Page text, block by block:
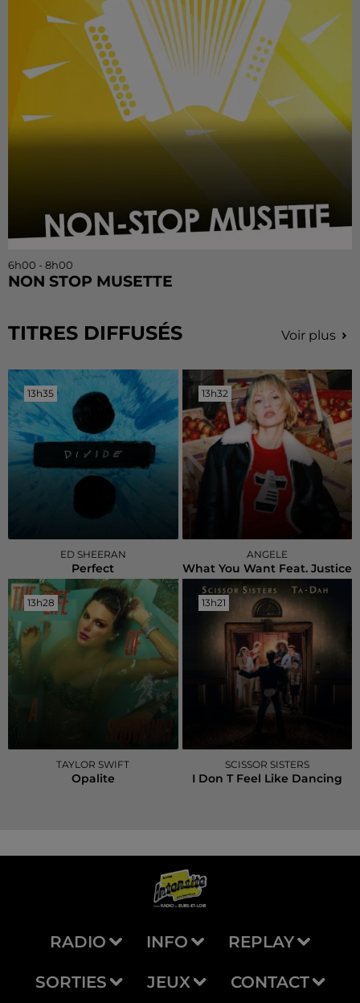
6h00 - 8h00
NON STOP MUSETTE
TITRES DIFFUSÉS Voir plus
13h35
13h35
ED SHEERAN
Perfect
13h32
13h32
ANGELE
What You Want Feat. Justice
13h28
13h28
TAYLOR SWIFT
Opalite
13h21
13h21
SCISSOR SISTERS
I Don T Feel Like Dancing
RADIO INFO REPLAY
SORTIES JEUX CONTACT